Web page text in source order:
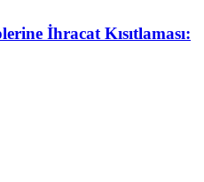
İhracat Kısıtlaması: